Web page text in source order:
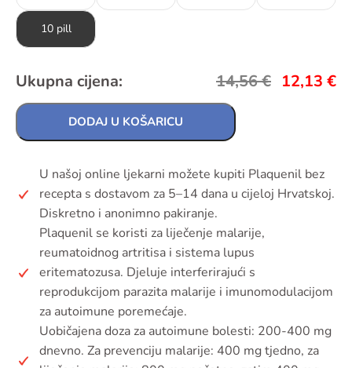
10 pill
Ukupna cijena: 14,56€ 12,13 €
DODAJ U KOŠARICU
U našoj online ljekarni možete kupiti Plaquenil bez
recepta s dostavom za 5–14 dana u cijeloj Hrvatskoj.
Diskretno i anonimno pakiranje.
Plaquenil se koristi za liječenje malarije,
reumatoidnog artritisa i sistema lupus
eritematozusa. Djeluje interferirajući s
reprodukcijom parazita malarije i imunomodulacijom
za autoimune poremećaje.
Uobičajena doza za autoimune bolesti: 200-400 mg
dnevno. Za prevenciju malarije: 400 mg tjedno, za